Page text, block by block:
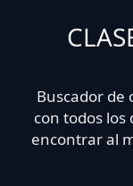
Buscador de
con todos
encontrar al